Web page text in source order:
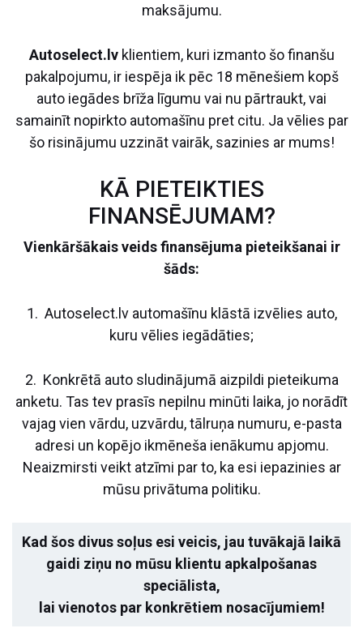
maksājumu.
Autoselect.lvklientiem, kuri izmanto šo finanšu
pakalpojumu, ir iespēja ik pēc 18 mēnešiem kopš
auto iegādes brīža līgumu vai nu pārtraukt, vai
samainīt nopirkto automašīnu pret citu. Ja vēlies par
šo risinājumu uzzināt vairāk, sazinies ar mums!
KĀ PIETEIKTIES
FINANSĒJUMAM?
Vienkāršākais veids finansējuma pieteikšanai ir
šāds:
1. Autoselect.lv automašīnu klāstā izvēlies auto,
kuru vēlies iegādāties;
2. Konkrētā auto sludinājumā aizpildi pieteikuma
anketu. Tas tev prasīs nepilnu minūti laika, jo norādīt
vajag vien vārdu, uzvārdu, tālruņa numuru, e-pasta
adresi un kopējo ikmēneša ienākumu apjomu.
Neaizmirsti veikt atzīmi par to, ka esi iepazinies ar
mūsu privātuma politiku.
Kad šos divus soļus esi veicis, jau tuvākajā laikā
gaidi ziņu no mūsu klientu apkalpošanas
speciālista,
lai vienotos par konkrētiem nosacījumiem!